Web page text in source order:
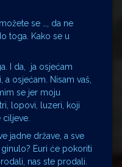
se …, da ne
toga. Kako se u
I da, ja osjećam
osjećam. Nisam vaš,
se jer moju
lopovi, luzeri, koji
jadne države, a sve
Euri će pokoriti
nas ste prodali.